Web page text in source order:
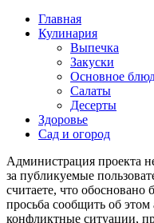
Главная
Кулинария
Выпечка
Закуски
Основное
Салаты
Десерты
Здоровье
Сад и огород
Администрация проекта
за публикуемые
считаете, что
просьба сообщить об
конфликтные ситуации,